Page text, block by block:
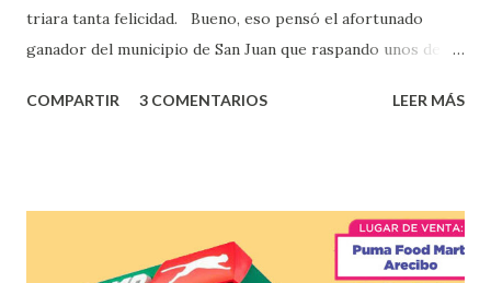
triara tanta felicidad. Bueno, eso pensó el afortunado
ganador del municipio de San Juan que raspando unos de
obtuvo un premio de $25,000,00 dólares. Este es el anuncio
ganador fue vendido en la farmacia Yarimar de la
Urbanización Las Lomas en el Municipio de San Juan
COMPARTIR 3 COMENTARIOS LEER MÁS